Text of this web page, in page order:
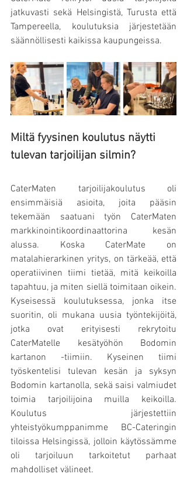
jatkuvasti sekä Helsingistä, Turusta että
Tampereella, koulutuksia järjestetään
säännöllisesti kaikissa kaupungeissa.
Miltä fyysinen koulutus näytti
tulevan tarjoilijan silmin?
CaterMaten tarjoilijakoulutus oli
ensimmäisiä asioita, joita pääsin
tekemään saatuani työn CaterMaten
markkinointikoordinaattorina kesän
alussa. Koska CaterMate on
matalahierarkinen yritys, on tärkeää, että
operatiivinen tiimi tietää, mitä keikoilla
tapahtuu, ja miten siellä toimitaan oikein.
Kyseisessä koulutuksessa, jonka itse
suoritin, oli mukana uusia työntekijöitä,
jotka ovat erityisesti rekrytoitu
CaterMatelle kesätyöhön Bodomin
kartanon -tiimiin. Kyseinen tiimi
työskentelisi tulevan kesän ja syksyn
Bodomin kartanolla, sekä saisi valmiudet
toimia tarjoilijoina muilla keikoilla.
Koulutus järjestettiin
yhteistyökumppanimme BC-Cateringin
tiloissa Helsingissä, jolloin käytössämme
oli tarjoiluun tarkoitetut parhaat
mahdolliset välineet.